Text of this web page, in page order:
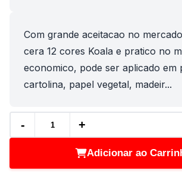
Com grande aceitacao no
cera 12 cores Koala e pratico no
economico, pode ser aplicado em
cartolina, papel vegetal, madeir...
- +
Adicionar ao